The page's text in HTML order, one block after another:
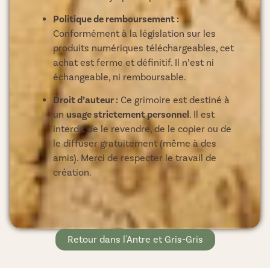
Politique de remboursement :
Conformément à la législation sur les
produits numériques téléchargeables, cet
achat est ferme et définitif. Il n’est ni
échangeable, ni remboursable.
Droit d’auteur : Ce grimoire est destiné à
un usage strictement personnel. Il est
interdit de le revendre, de le copier ou de
le diffuser gratuitement (même à des
amis). Merci de respecter le travail de
création.
Retour dans l'Antre et Gris-Gris